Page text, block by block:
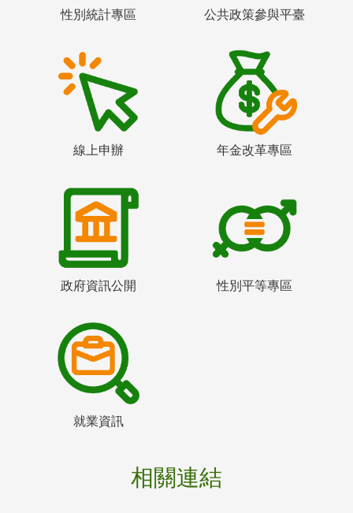
性別統計專區 公共政策參與平臺
線上申辦 年金改革專區
政府資訊公開 性別平等專區
就業資訊
相關連結